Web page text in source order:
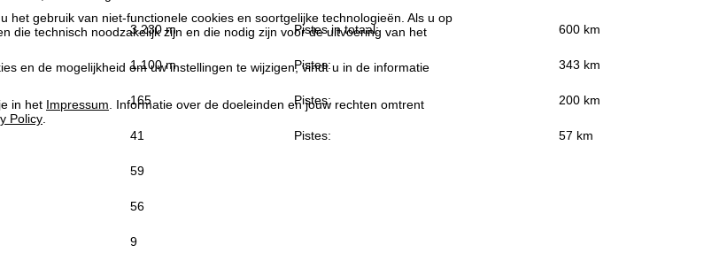
het gebruik van niet-functionele cookies en soortgelijke technologieën. Als u op
die technisch noodzakelijk zijn en die nodig zijn voor de uitvoering van het
en de mogelijkheid om uw instellingen te wijzigen, vindt u in de informatie
in het Impressum. Informatie over de doeleinden en jouw rechten omtrent
Policy.
3.230 m Pistes in totaal: 600 km
1.100 m Pistes: 343 km
165 Pistes: 200 km
41 Pistes: 57 km
59
56
9